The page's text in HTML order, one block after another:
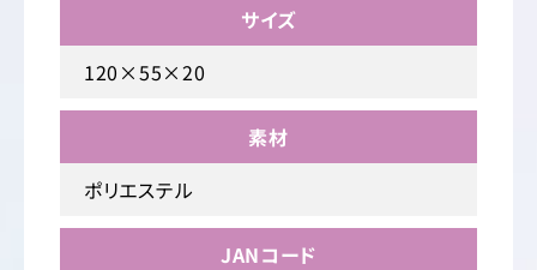
サイズ
120×55×20
素材
ポリエステル
JANコード